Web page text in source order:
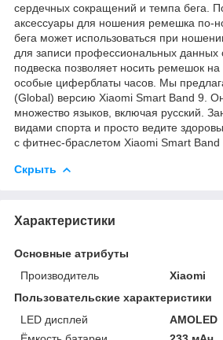
сердечных сокращений и темпа бега.
аксессуары для ношения ремешка по-
бега может использоваться при
для записи профессиональных данных
подвеска позволяет носить ремешок
особые циферблаты часов. Мы
(Global) версию Xiaomi Smart Band 9.
множество языков, включая русский.
видами спорта и просто ведите
с фитнес-браслетом Xiaomi Smart Band
Скрыть
Характеристики
Основные атрибуты
Производитель
Xiaomi
Пользовательские характеристики
LED дисплей
AMOLED